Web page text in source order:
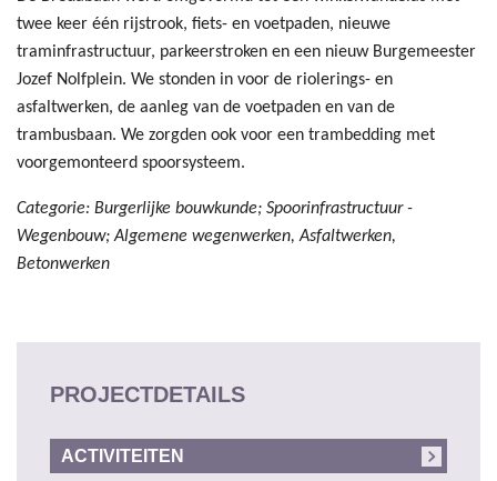
twee keer één rijstrook, fiets- en voetpaden, nieuwe
traminfrastructuur, parkeerstroken en een nieuw Burgemeester
Jozef Nolfplein. We stonden in voor de riolerings- en
asfaltwerken, de aanleg van de voetpaden en van de
trambusbaan. We zorgden ook voor een trambedding met
voorgemonteerd spoorsysteem.
Categorie: Burgerlijke bouwkunde; Spoorinfrastructuur -
Wegenbouw; Algemene wegenwerken, Asfaltwerken,
Betonwerken
PROJECTDETAILS
ACTIVITEITEN